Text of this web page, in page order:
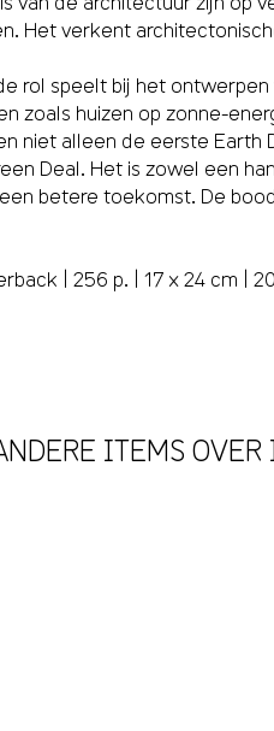
Het verkent
rol speelt bij het
huizen op zonne-
niet alleen de eerste
Deal. Het is zowel een
betere toekomst. De
| 256 p. | 17 x 24 cm |
ITEMS